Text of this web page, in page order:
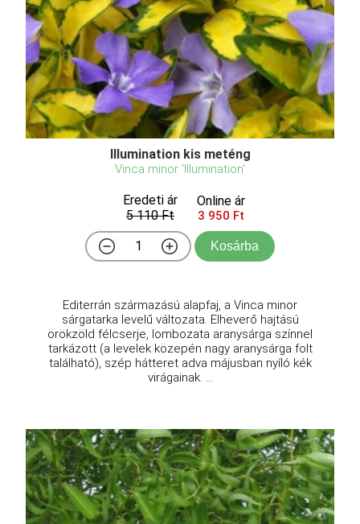
Illumination kis meténg
Vinca minor 'Illumination'
Eredeti ár
5 110 Ft
Online ár
3 950 Ft
Kosárba
Editerrán származású alapfaj, a Vinca minor
sárgatarka levelű változata. Elheverő hajtású
örökzöld félcserje, lombozata aranysárga színnel
tarkázott (a levelek közepén nagy aranysárga folt
található), szép hátteret adva májusban nyíló kék
virágainak. ...